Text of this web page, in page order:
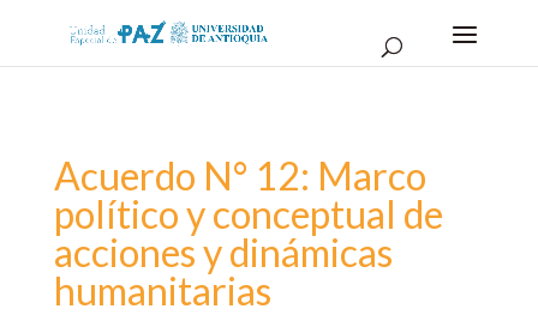
Acuerdo N° 12: Marco
político y conceptual de
acciones y dinámicas
humanitarias